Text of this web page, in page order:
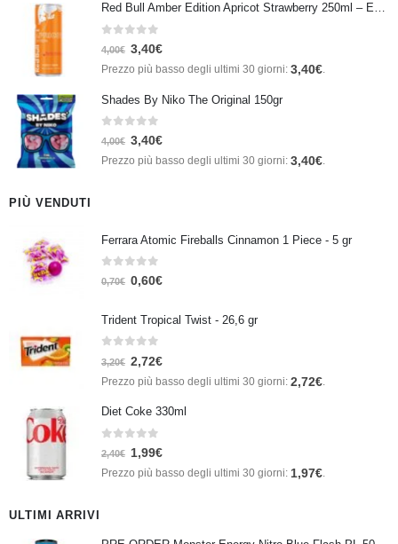
Red Bull Amber Edition Apricot Strawberry 250ml – Energy Drink Albicocca e Fragola
Su 5
4,00€ 3,40€
Prezzo più basso degli ultimi 30 giorni: 3,40€.
Shades By Niko The Original 150gr
Su 5
4,00€ 3,40€
Prezzo più basso degli ultimi 30 giorni: 3,40€.
PIÙ VENDUTI
Ferrara Atomic Fireballs Cinnamon 1 Piece - 5 gr
Su 5
0,70€ 0,60€
Trident Tropical Twist - 26,6 gr
Su 5
3,20€ 2,72€
Prezzo più basso degli ultimi 30 giorni: 2,72€
Diet Coke 330ml
Su 5
2,40€ 1,99€
Prezzo più basso degli ultimi 30 giorni: 1,97€.
ULTIMI ARRIVI